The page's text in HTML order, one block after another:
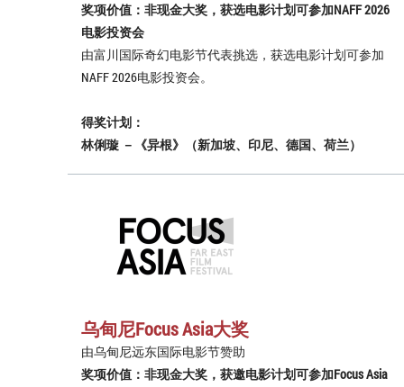
奖项价值：非现金大奖，获选电影计划可参加NAFF 2026
电影投资会
由富川国际奇幻电影节代表挑选，获选电影计划可参加
NAFF 2026电影投资会。
得奖计划：
林俐璇 －《异根》（新加坡、印尼、德国、荷兰）
乌甸尼Focus Asia大奖
由乌甸尼远东国际电影节赞助
奖项价值：非现金大奖，获邀电影计划可参加Focus Asia